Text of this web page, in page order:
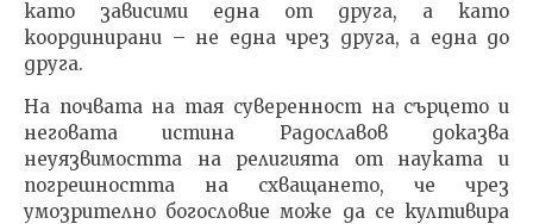
като зависими една от друга, а като
координирани – не една чрез друга, а една до
друга.
На почвата на тая суверенност на сърцето и
неговата истина Радославов доказва
неуязвимостта на религията от науката и
погрешността на схващането, че чрез
умозрително богословие може да се култивира